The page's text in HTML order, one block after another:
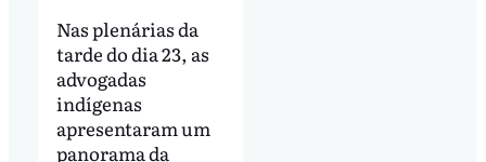
Nas plenárias da
tarde do dia 23, as
advogadas
indígenas
apresentaram um
panorama da